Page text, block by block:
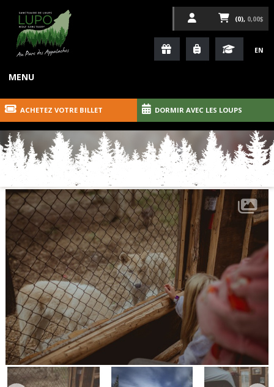
(0), 0,00$
EN
MENU
ACHETEZ VOTRE BILLET DORMIR AVEC LES LOUPS